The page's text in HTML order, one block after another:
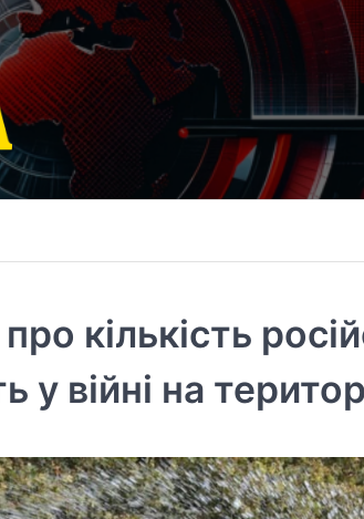
кількість
війні на